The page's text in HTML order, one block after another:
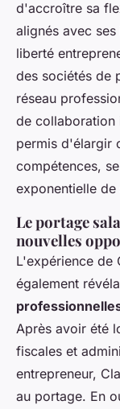
d'accroître sa
alignés avec
liberté
des sociétés de
réseau
de collaboration
permis d'élargir
compétences,
exponentielle de
Le portage
nouvelles
L'expérience de
également
Après avoir été
fiscales et
entrepreneur,
au portage. En